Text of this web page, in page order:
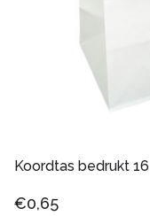
Koordtas bedrukt 16
€0,65